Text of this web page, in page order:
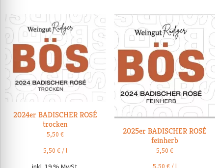
2024er BADISCHER ROSÉ
trocken
5,50€
5,50€ /l
2025er BADISCHER ROSÉ
feinherb
5,50 €